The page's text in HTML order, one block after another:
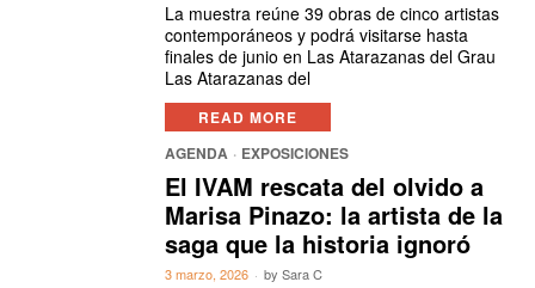
La muestra reúne 39 obras de cinco artistas
contemporáneos y podrá visitarse hasta
finales de junio en Las Atarazanas del Grau
Las Atarazanas del
READ MORE
AGENDA · EXPOSICIONES
El IVAM rescata del olvido a
Marisa Pinazo: la artista de la
saga que la historia ignoró
3 marzo, 2026 bySara C